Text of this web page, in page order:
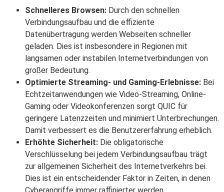
Schnelleres Browsen: Durch den schnellen
Verbindungsaufbau und die effiziente
Datenübertragung werden Webseiten schneller
geladen. Dies ist insbesondere in Regionen mit
langsamen oder instabilen Internetverbindungen von
großer Bedeutung.
Optimierte Streaming- und Gaming-Erlebnisse: Bei
Echtzeitanwendungen wie Video-Streaming, Online-
Gaming oder Videokonferenzen sorgt QUIC für
geringere Latenzzeiten und minimiert Unterbrechungen.
Damit verbessert es die Benutzererfahrung erheblich.
Erhöhte Sicherheit: Die obligatorische
Verschlüsselung bei jedem Verbindungsaufbau trägt
zur allgemeinen Sicherheit des Internetverkehrs bei.
Dies ist ein entscheidender Faktor in Zeiten, in denen